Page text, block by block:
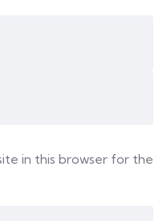
in this browser for the